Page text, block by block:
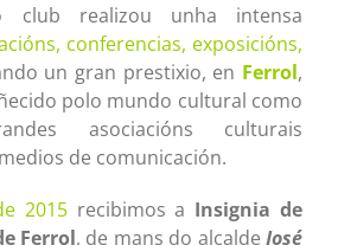
club realizou unha intensa
conferencias, exposicións,
un gran prestixio, en Ferrol,
polo mundo cultural como
asociacións culturais
de comunicación.
2015 recibimos a Insignia de
Ferrol, de mans do alcalde José